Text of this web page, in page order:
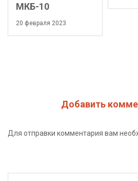
МКБ-10
20 февраля 2023
Добавить
Для отправки комментария вам